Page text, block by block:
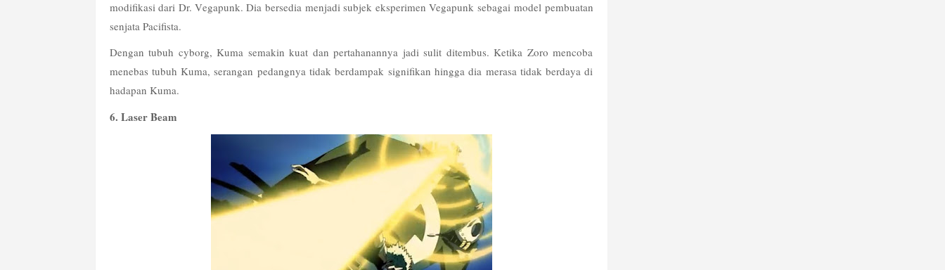
modifikasi dari Dr. Vegapunk. Dia bersedia menjadi subjek eksperimen Vegapunk sebagai model pembuatan
senjata Pacifista.
Dengan tubuh cyborg, Kuma semakin kuat dan pertahanannya jadi sulit ditembus. Ketika Zoro mencoba
menebas tubuh Kuma, serangan pedangnya tidak berdampak signifikan hingga dia merasa tidak berdaya di
hadapan Kuma.
6. Laser Beam